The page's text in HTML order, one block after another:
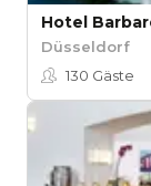
Hotel
Düsseldorf
130 Gäste